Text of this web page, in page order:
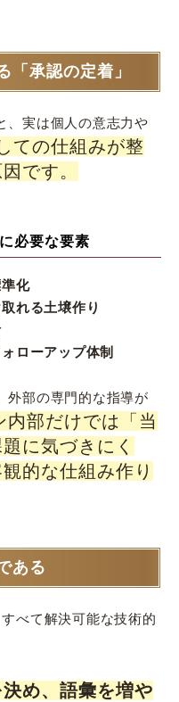
承認の定着」
、実は個人の意志力や
ての仕組みが整
です。
必要な要素
化
れる土壌作り
ローアップ体制
外部の専門的な指導が
内部だけでは「当
に気づきにく
的な仕組み作り
ある
べて解決可能な技術的
め、語彙を増や